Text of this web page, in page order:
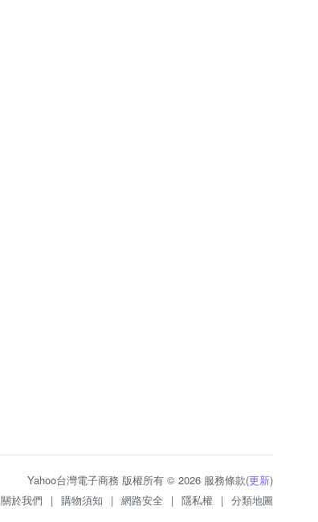
Yahoo台灣電子商務 版權所有 © 2026 服務條款(更新)
關於我們 | 購物須知 | 網路安全 | 隱私權 | 分類地圖